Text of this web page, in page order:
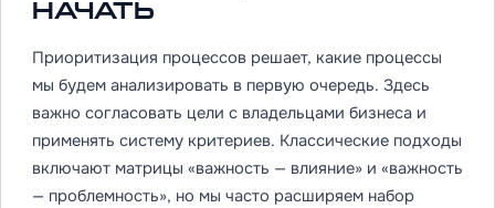
начать
Приоритизация процессов решает, какие процессы
мы будем анализировать в первую очередь. Здесь
важно согласовать цели с владельцами бизнеса и
применять систему критериев. Классические подходы
включают матрицы «важность — влияние» и «важность
— проблемность», но мы часто расширяем набор